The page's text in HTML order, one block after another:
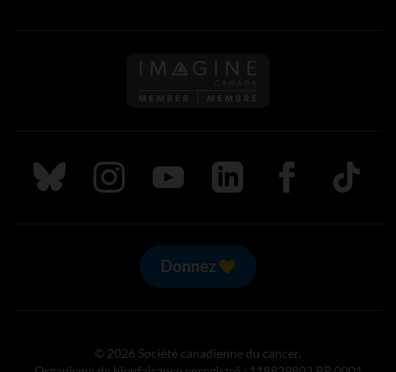
Suivez nous sur Bluesky
Suivez nous sur Instagram
Suivez nous sur Youtube
Suivez nous sur LinkedIn
Suivez nous sur
TikTok
Donnez
© 2026 Société canadienne du cancer.